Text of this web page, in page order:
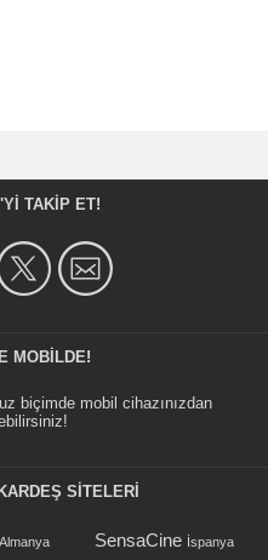
TAKIP ET!
MOBILDE!
biçimde mobil cihazınızdan
SİTELERİ
Almanya SensaCine İspanya